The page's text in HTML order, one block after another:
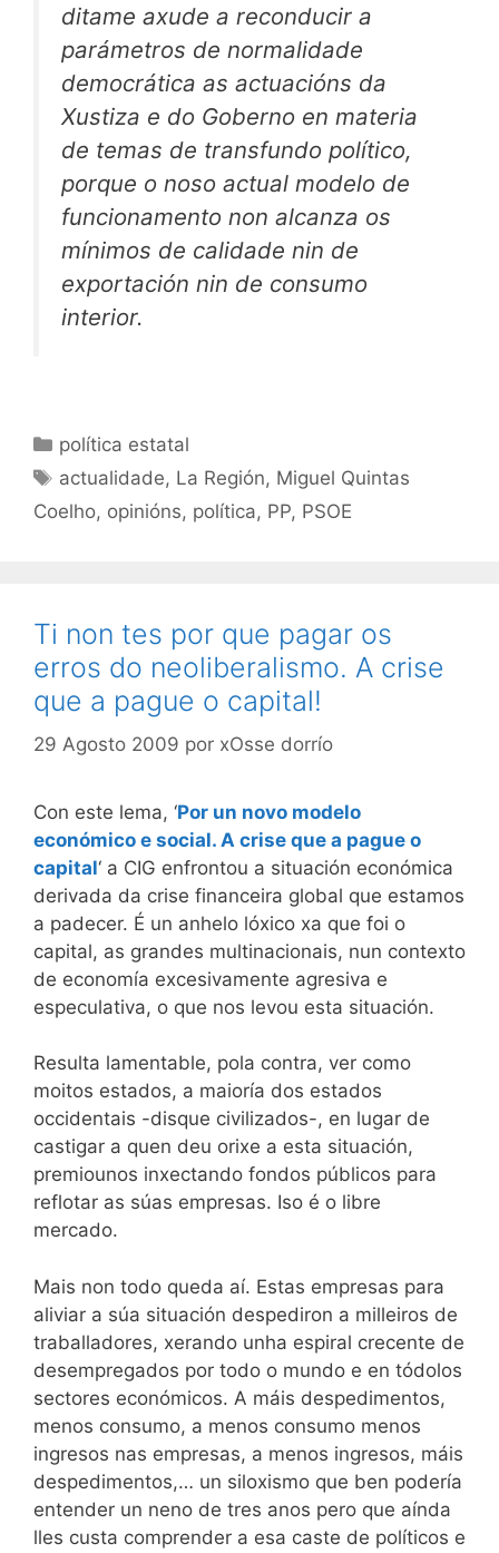
ditame axude a reconducir a
parámetros de normalidade
democrática as actuacións da
Xustiza e do Goberno en materia
de temas de transfundo político,
porque o noso actual modelo de
funcionamento non alcanza os
mínimos de calidade nin de
exportación nin de consumo
interior.
Categorías
política estatal
Etiquetas
actualidade, La Región, Miguel Quintas
Coelho, opinións, política, PP, PSOE
Ti non tes por que pagar os
erros do neoliberalismo. A crise
que a pague o capital!
29 Agosto 2009 por xOsse dorrío
Con este lema, ‘Por un novo modelo
económico e social. A crise que a pague o
capital‘ a CIG enfrontou a situación económica
derivada da crise financeira global que estamos
a padecer. É un anhelo lóxico xa que foi o
capital, as grandes multinacionais, nun contexto
de economía excesivamente agresiva e
especulativa, o que nos levou esta situación.
Resulta lamentable, pola contra, ver como
moitos estados, a maioría dos estados
occidentais -disque civilizados-, en lugar de
castigar a quen deu orixe a esta situación,
premiounos inxectando fondos públicos para
reflotar as súas empresas. Iso é o libre
mercado.
Mais non todo queda aí. Estas empresas para
aliviar a súa situación despediron a milleiros de
traballadores, xerando unha espiral crecente de
desempregados por todo o mundo e en tódolos
sectores económicos. A máis despedimentos,
menos consumo, a menos consumo menos
ingresos nas empresas, a menos ingresos, máis
despedimentos,… un siloxismo que ben podería
entender un neno de tres anos pero que aínda
lles custa comprender a esa caste de políticos e